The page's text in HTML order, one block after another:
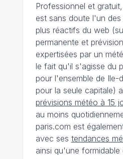
Professionnel et
est sans doute l'un
plus réactifs du web
permanente et
expertisées par un
le fait qu'il s'agisse du
pour l'ensemble de Ile-
pour la seule capitale)
prévisions météo à 15
au moins
paris.com est
avec ses tendances
ainsi qu'une